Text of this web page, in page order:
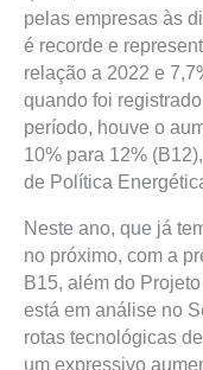
pelas empresas às
é recorde e
relação a 2022 e
quando foi
período, houve o
10% para 12%
de Política
Neste ano, que já
no próximo, com a
B15, além do
está em análise no
rotas tecnológicas
um expressivo